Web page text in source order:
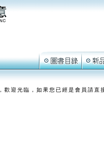
，歡迎光臨，如果您已經是會員請直